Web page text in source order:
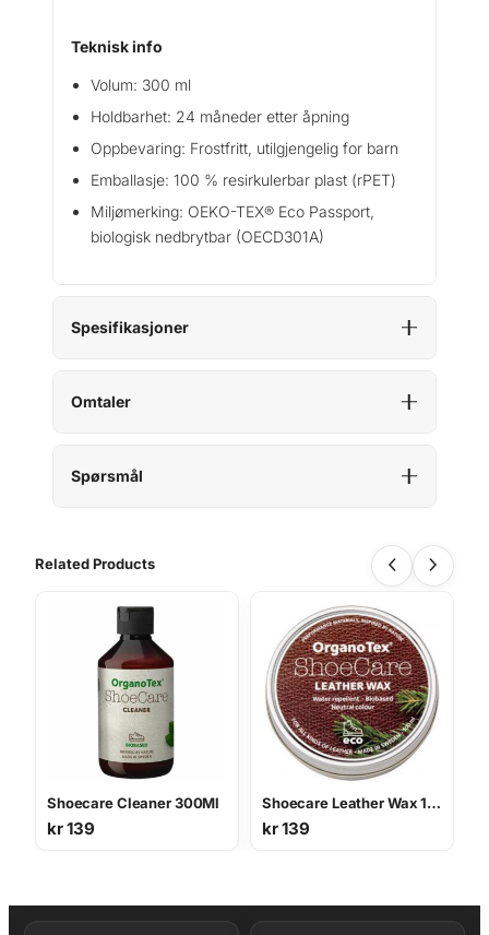
Teknisk info
Volum: 300 ml
Holdbarhet: 24 måneder etter åpning
Oppbevaring: Frostfritt, utilgjengelig for barn
Emballasje: 100 % resirkulerbar plast (rPET)
Miljømerking: OEKO-TEX® Eco Passport,
biologisk nedbrytbar (OECD301A)
Spesifikasjoner
Omtaler
Spørsmål
Related Products
Shoecare Cleaner 300Ml
kr139
Shoecare Leather Wax 100 Ml
kr139